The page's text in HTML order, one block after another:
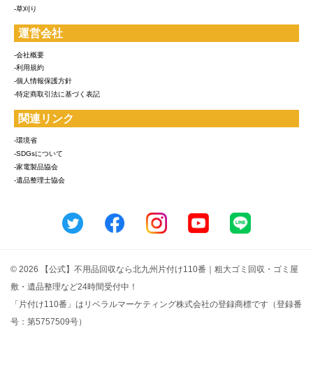
-草刈り
運営会社
-会社概要
-利用規約
-個人情報保護方針
-特定商取引法に基づく表記
関連リンク
-環境省
-SDGsについて
-家電製品協会
-遺品整理士協会
© 2026 【公式】不用品回収なら北九州片付け110番｜粗大ゴミ回収・ゴミ屋
敷・遺品整理など24時間受付中！
「片付け110番」はリベラルマーケティング株式会社の登録商標です（登録番
号：第5757509号）